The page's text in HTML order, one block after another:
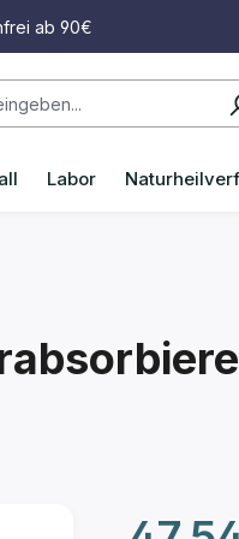
ab 90€
Labor
Regulärer